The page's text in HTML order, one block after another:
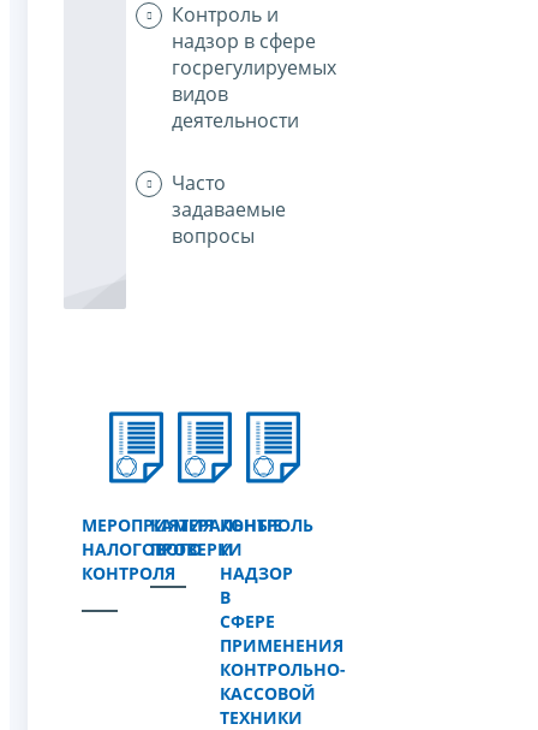
Контроль и
надзор в сфере
госрегулируемых
видов
деятельности
Часто
задаваемые
вопросы
МЕРОПРИЯТИЯ
НАЛОГОВОГО
КОНТРОЛЯ
КАМЕРАЛЬНЫЕ
ПРОВЕРКИ
КОНТРОЛЬ
И
НАДЗОР
В
СФЕРЕ
ПРИМЕНЕНИЯ
КОНТРОЛЬНО-
КАССОВОЙ
ТЕХНИКИ